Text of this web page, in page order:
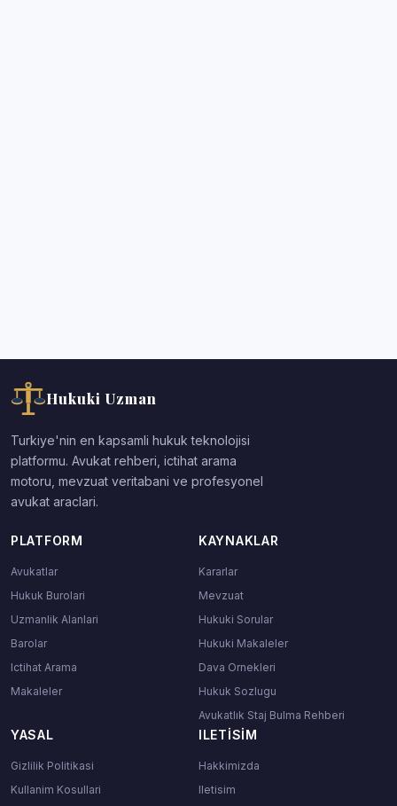
Hukuki Uzman
Turkiye'nin en kapsamli hukuk teknolojisi
platformu. Avukat rehberi, ictihat arama
motoru, mevzuat veritabani ve profesyonel
avukat araclari.
PLATFORM
Avukatlar
Hukuk Burolari
Uzmanlik Alanlari
Barolar
Ictihat Arama
Makaleler
KAYNAKLAR
Kararlar
Mevzuat
Hukuki Sorular
Hukuki Makaleler
Dava Ornekleri
Hukuk Sozlugu
Avukatlık Staj Bulma Rehberi
YASAL
Gizlilik Politikasi
Kullanim Kosullari
ILETISIM
Hakkimizda
Iletisim